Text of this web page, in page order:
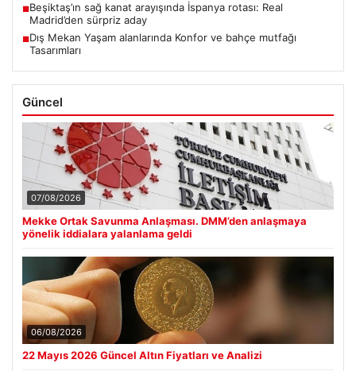
■Beşiktaş’ın sağ kanat arayışında İspanya rotası: Real
Madrid’den sürpriz aday
■Dış Mekan Yaşam alanlarında Konfor ve bahçe mutfağı
Tasarımları
Güncel
07/08/2026
Mekke Ortak Savunma Anlaşması. DMM’den anlaşmaya
yönelik iddialara yalanlama geldi
06/08/2026
22 Mayıs 2026 Güncel Altın Fiyatları ve Analizi